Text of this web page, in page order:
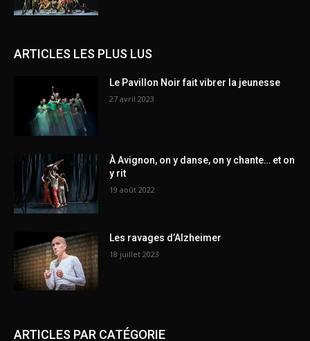
ARTICLES LES PLUS LUS
Le Pavillon Noir fait vibrer la jeunesse
27 avril 2023
À Avignon, on y danse, on y chante… et on
y rit
19 août 2022
Les ravages d’Alzheimer
18 juillet 2023
ARTICLES PAR CATÉGORIE